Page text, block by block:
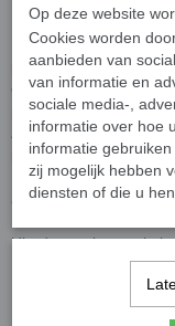
Het Pendelboek door:
Dit pendelboek is
pendelen. Op een
en oefeningen
pendel.
Zo krijgt u ook meer
pendel.
Natuurlijk leert u ook
aan de pendel.
Hierdoor zult u veel
Op deze website
Cookies worden
aanbieden van
van informatie en
sociale media-,
informatie over hoe
informatie
zij mogelijk hebben
diensten of die u